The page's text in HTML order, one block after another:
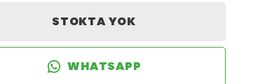
STOKTA YOK
WHATSAPP